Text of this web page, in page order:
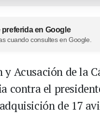
en Google
cuando consultes en Google.
Acusación de la
contra el
de 17